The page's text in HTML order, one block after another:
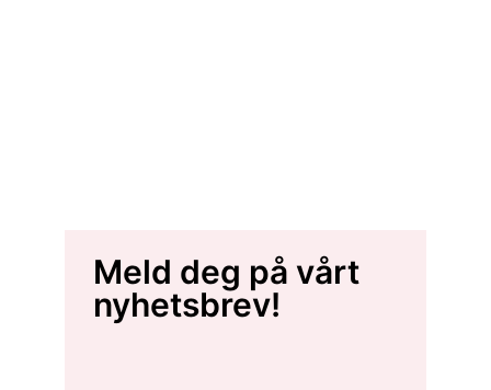
Meld deg på vårt
nyhetsbrev!